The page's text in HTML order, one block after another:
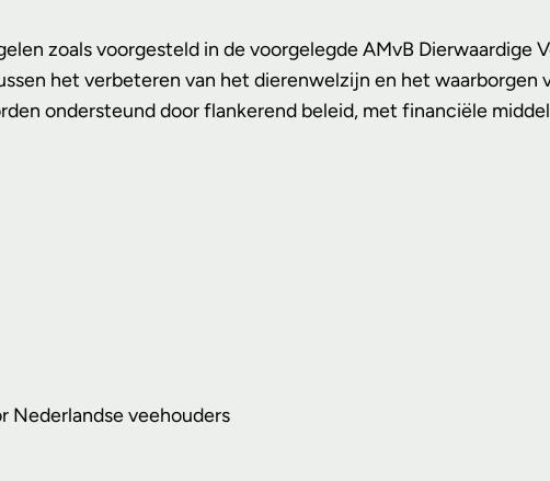
zoals voorgesteld in de voorgelegde AMvB
het verbeteren van het dierenwelzijn en het waarborgen
ondersteund door flankerend beleid, met financiële
Nederlandse veehouders